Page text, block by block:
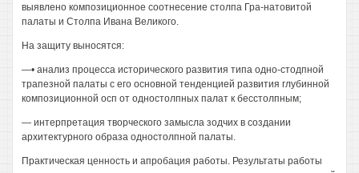
выявлено композиционное соотнесение столпа Гра-натовитой
палаты и Столпа Ивана Великого.
На защиту выносятся:
—• анализ процесса исторического развития типа одно-стодпной
трапезной палаты с его основной тенденцией развития глубинной
композиционной осп от одностолпных палат к бесстолпным;
— интерпретация творческого замысла зодчих в создании
архитектурного образа одностолпной палаты.
Практическая ценность и апробация работы. Результаты работы